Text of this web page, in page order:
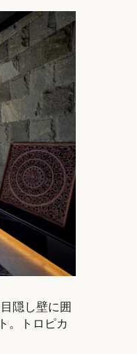
隠し壁に囲
。トロピカ